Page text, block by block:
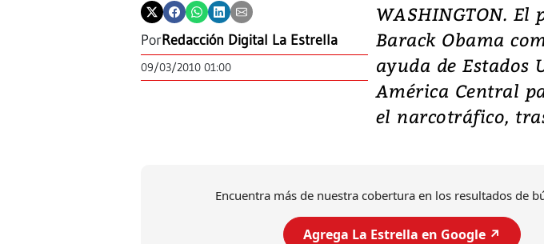
PorRedacción Digital La Estrella
09/03/2010 01:00
WASHINGTON. El
Barack Obama
ayuda de Estados
América Central
el narcotráfico,
Encuentra más de nuestra cobertura en los resultados de
Agrega La Estrella en Google ↗️
Video,
deja
daños en